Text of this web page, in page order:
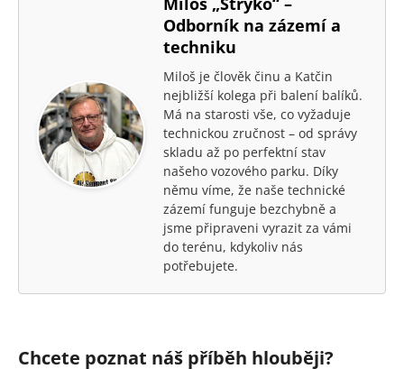
Odborník na zázemí a
techniku
Miloš je člověk činu a Katčin
nejbližší kolega při balení balíků.
Má na starosti vše, co vyžaduje
technickou zručnost – od správy
skladu až po perfektní stav
našeho vozového parku. Díky
němu víme, že naše technické
zázemí funguje bezchybně a
jsme připraveni vyrazit za vámi
do terénu, kdykoliv nás
potřebujete.
Chcete poznat náš příběh hlouběji?